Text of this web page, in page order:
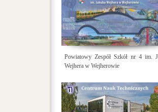
Powiatowy Zespół Szkół nr 4 im.
Wejhera w Wejherowie